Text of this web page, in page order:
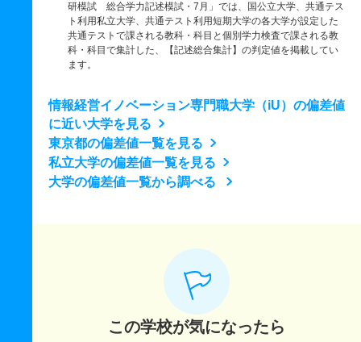
研模試 総合学力記述模試・7月」では、国公立大学、共通テス
ト利用私立大学、共通テスト利用短期大学の各大学が設定した
共通テストで課される教科・科目と個別学力検査で課される教
科・科目で集計した、【記述総合集計】の判定値を掲載してい
ます。
情報経営イノベーション専門職大学（iU）の偏差値
に近い大学を見る
東京都の偏差値一覧を見る
私立大学の偏差値一覧を見る
大学の偏差値一覧から調べる
この学校が気になったら